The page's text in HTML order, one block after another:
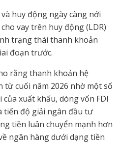
huy động ngày càng nới
vay trên huy động (LDR)
trạng thái thanh khoản
đoạn trước.
rằng thanh khoản hệ
từ cuối năm 2026 nhờ một số
xuất khẩu, dòng vốn FDI
tiến độ giải ngân đầu tư
tiền luân chuyển mạnh hơn
ngân hàng dưới dạng tiền